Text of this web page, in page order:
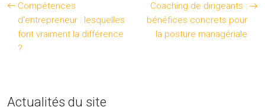
Compétences
d’entrepreneur : lesquelles
font vraiment la différence
?
Coaching de dirigeants :
bénéfices concrets pour
la posture managériale
Actualités du site